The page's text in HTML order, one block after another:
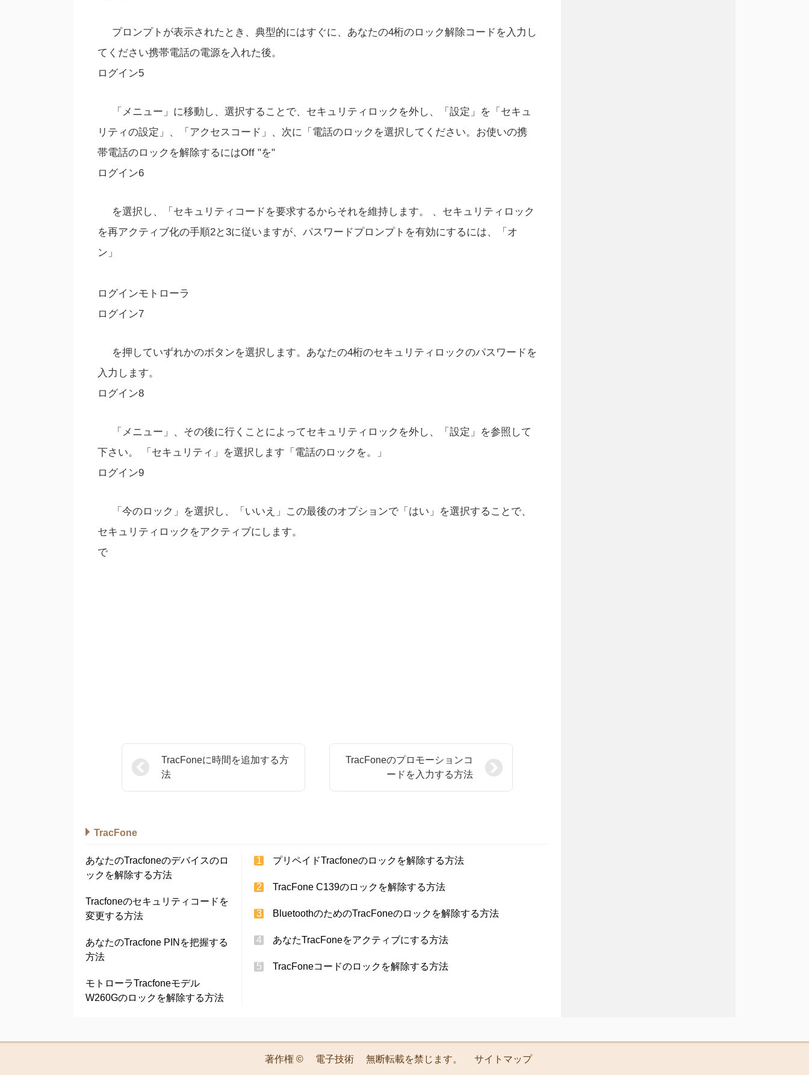
プロンプトが表示されたとき、典型的にはすぐに、あなたの4桁のロック解除コードを入力し
てください携帯電話の電源を入れた後。
ログイン5
「メニュー」に移動し、選択することで、セキュリティロックを外し、「設定」を「セキュ
リティの設定」、「アクセスコード」、次に「電話のロックを選択してください。お使いの携
帯電話のロックを解除するにはOff "を"
ログイン6
を選択し、「セキュリティコードを要求するからそれを維持します。 、セキュリティロック
を再アクティブ化の手順2と3に従いますが、パスワードプロンプトを有効にするには、「オ
ン」
ログインモトローラ
ログイン7
を押していずれかのボタンを選択します。あなたの4桁のセキュリティロックのパスワードを
入力します。
ログイン8
「メニュー」、その後に行くことによってセキュリティロックを外し、「設定」を参照して
下さい。 「セキュリティ」を選択します「電話のロックを。」
ログイン9
「今のロック」を選択し、「いいえ」この最後のオプションで「はい」を選択することで、
セキュリティロックをアクティブにします。
で
TracFoneに時間を追加する方
法
TracFoneのプロモーションコ
ードを入力する方法
TracFone
あなたのTracfoneのデバイスのロ
ックを解除する方法
Tracfoneのセキュリティコードを
変更する方法
あなたのTracfone PINを把握する
方法
モトローラTracfoneモデル
W260Gのロックを解除する方法
プリペイドTracfoneのロックを解除する方法
TracFone C139のロックを解除する方法
BluetoothのためのTracFoneのロックを解除する方法
あなたTracFoneをアクティブにする方法
TracFoneコードのロックを解除する方法
著作権 © 電子技術 無断転載を禁じます。 サイトマップ